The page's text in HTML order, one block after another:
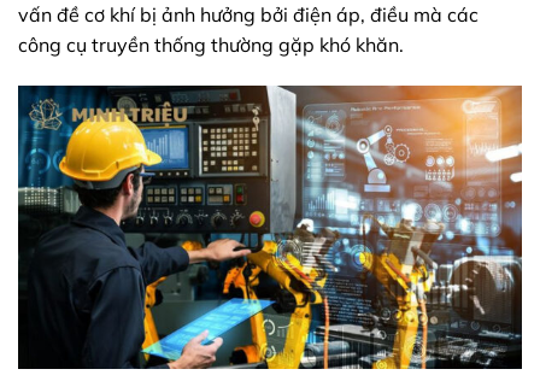
vấn đề cơ khí bị ảnh hưởng bởi điện áp, điều mà các
công cụ truyền thống thường gặp khó khăn.